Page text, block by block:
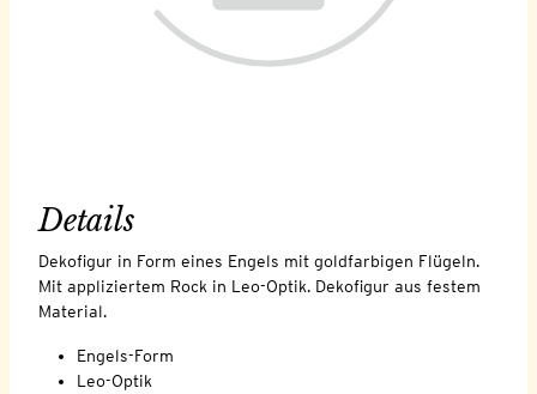
Details
Dekofigur in Form eines Engels mit goldfarbigen Flügeln.
Mit appliziertem Rock in Leo-Optik. Dekofigur aus festem
Material.
Engels-Form
Leo-Optik